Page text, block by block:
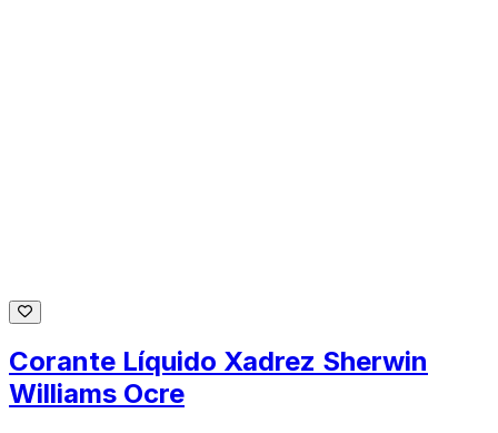
Corante Líquido Xadrez Sherwin
Williams Ocre